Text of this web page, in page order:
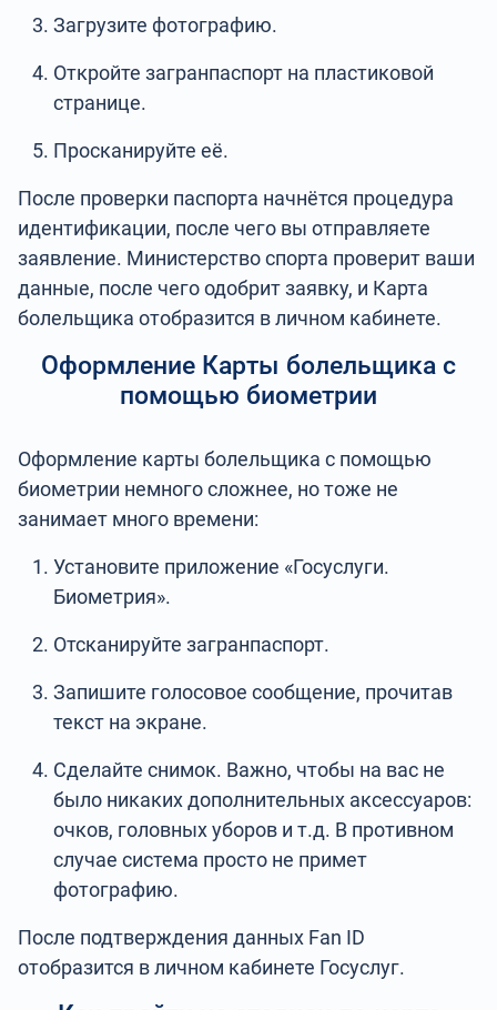
Загрузите фотографию.
Откройте загранпаспорт на пластиковой
странице.
Просканируйте её.
После проверки паспорта начнётся процедура
идентификации, после чего вы отправляете
заявление. Министерство спорта проверит ваши
данные, после чего одобрит заявку, и Карта
болельщика отобразится в личном кабинете.
Оформление Карты болельщика с
помощью биометрии
Оформление карты болельщика с помощью
биометрии немного сложнее, но тоже не
занимает много времени:
Установите приложение «Госуслуги.
Биометрия».
Отсканируйте загранпаспорт.
Запишите голосовое сообщение, прочитав
текст на экране.
Сделайте снимок. Важно, чтобы на вас не
было никаких дополнительных аксессуаров:
очков, головных уборов и т.д. В противном
случае система просто не примет
фотографию.
После подтверждения данных Fan ID
отобразится в личном кабинете Госуслуг.